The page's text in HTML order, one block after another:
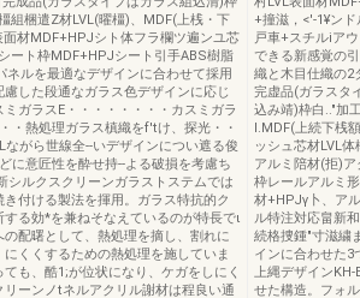
組梱遣Z材LVL(曜橿)、MDF(上桟・下
材MDF+HPJシト体フラ欄ツ遍ンユ芯
ート枠MDF+HPJシート引手ABS樹脂
ネルを最適なデザインに合わせて採用
した段通なガラス色デザインに応じ
ガラスE・・・・・・・・カスミガラ
・熱処理ガラス槙織をf'tけ、探光・・
ながら世線全--いデザインについ遮る俊
に意匠性を酔せ持--よる破損を考慮ち
シルクスクリーンガラストステムでは
付ける製法を揮用。ガラス特抗的ク
る効*を兼ねそなえているのが特長でι
配曙として、熱処理を摘し、割れに
にくくするための熱処理を施していま
も、酷1;が位状になり、ケガをしにく
ーンノtネルアクリル謝材は程良い通
+撞滋，<'-1¥ン
戸車+スチルiア
できる新感覚の
織と木目仕織の2
完虚品(ガラスタ
込み靖)枠白.."加
l.MDF(上続下桟
ッシュ芯材LVL
アルミ陪材(拒)
枠レールアルミ
材+HPJγ卜、ア
ル特注対応畠新
続格捜鍾"寸滋繍
インに合わせた3
上縄デザイン
せた構造。フォ